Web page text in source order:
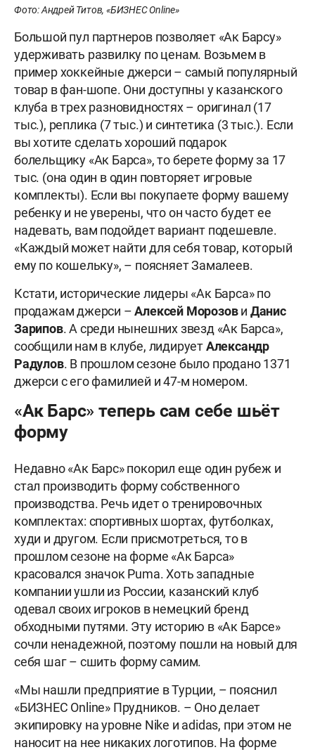
Фото: Андрей Титов, «БИЗНЕС Online»
Большой пул партнеров позволяет «Ак Барсу»
удерживать развилку по ценам. Возьмем в
пример хоккейные джерси – самый популярный
товар в фан-шопе. Они доступны у казанского
клуба в трех разновидностях – оригинал (17
тыс.), реплика (7 тыс.) и синтетика (3 тыс.). Если
вы хотите сделать хороший подарок
болельщику «Ак Барса», то берете форму за 17
тыс. (она один в один повторяет игровые
комплекты). Если вы покупаете форму вашему
ребенку и не уверены, что он часто будет ее
надевать, вам подойдет вариант подешевле.
«Каждый может найти для себя товар, который
ему по кошельку», – поясняет Замалеев.
Кстати, исторические лидеры «Ак Барса» по
продажам джерси –Алексей Морозови Данис
Зарипов. А среди нынешних звезд «Ак Барса»,
сообщили нам в клубе, лидируетАлександр
Радулов. В прошлом сезоне было продано 1371
джерси с его фамилией и 47-м номером.
«Ак Барс» теперь сам себе шьёт
форму
Недавно «Ак Барс» покорил еще один рубеж и
стал производить форму собственного
производства. Речь идет о тренировочных
комплектах: спортивных шортах, футболках,
худи и другом. Если присмотреться, то в
прошлом сезоне на форме «Ак Барса»
красовался значок Puma. Хоть западные
компании ушли из России, казанский клуб
одевал своих игроков в немецкий бренд
обходными путями. Эту историю в «Ак Барсе»
сочли ненадежной, поэтому пошли на новый для
себя шаг – сшить форму самим.
«Мы нашли предприятие в Турции, – пояснил
«БИЗНЕС Online» Прудников. – Оно делает
экипировку на уровне Nike и аdidas, при этом не
наносит на нее никаких логотипов. На форме